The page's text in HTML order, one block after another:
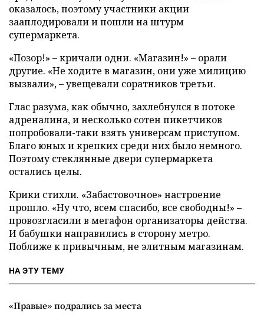
оказалось, поэтому участники акции
зааплодировали и пошли на штурм
супермаркета.
«Позор!» – кричали одни. «Магазин!» – орали
другие. «Не ходите в магазин, они уже милицию
вызвали», – увещевали соратников третьи.
Глас разума, как обычно, захлебнулся в потоке
адреналина, и несколько сотен пикетчиков
попробовали-таки взять универсам приступом.
Благо юных и крепких среди них было немного.
Поэтому стеклянные двери супермаркета
остались целы.
Крики стихли. «Забастовочное» настроение
прошло. «Ну что, всем спасибо, все свободны!» –
провозгласили в мегафон организаторы действа.
И бабушки направились в сторону метро.
Поближе к привычным, не элитным магазинам.
НА ЭТУ ТЕМУ
«Правые» подрались за места